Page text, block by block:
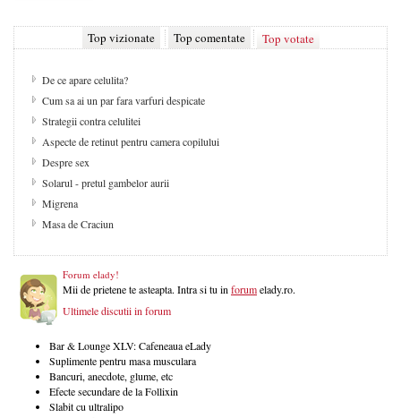
Top vizionate Top comentate Top votate
De ce apare celulita?
Cum sa ai un par fara varfuri despicate
Strategii contra celulitei
Aspecte de retinut pentru camera copilului
Despre sex
Solarul - pretul gambelor aurii
Migrena
Masa de Craciun
Forum elady!
Mii de prietene te asteapta. Intra si tu in forumelady.ro.
Ultimele discutii in forum
Bar & Lounge XLV: Cafeneaua eLady
Suplimente pentru masa musculara
Bancuri, anecdote, glume, etc
Efecte secundare de la Follixin
Slabit cu ultralipo